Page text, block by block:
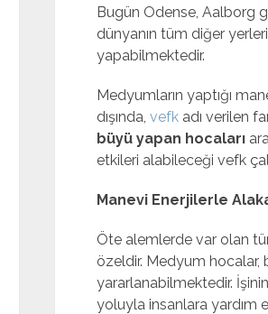
Bugün Odense, Aalborg
dünyanın tüm diğer
yapabilmektedir.
Medyumların yaptığı
dışında, vefk adı verilen
büyü yapan hocaları
etkileri alabileceği vefk
Manevi Enerjilerle
Öte alemlerde var olan
özeldir. Medyum hocalar,
yararlanabilmektedir.
yoluyla insanlara yardım